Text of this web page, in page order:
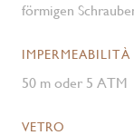
förmigen
IMPERMEABILITÀ
50 m oder 5 ATM
VETRO